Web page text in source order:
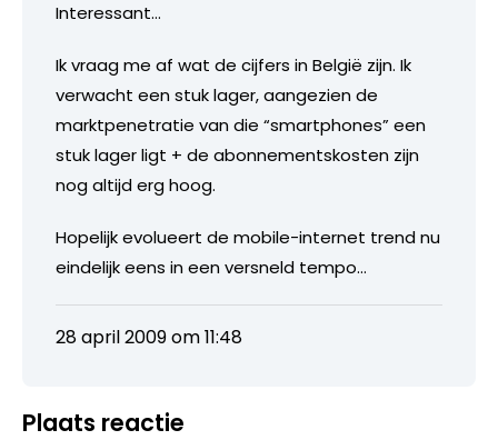
Interessant…
Ik vraag me af wat de cijfers in België zijn. Ik
verwacht een stuk lager, aangezien de
marktpenetratie van die “smartphones” een
stuk lager ligt + de abonnementskosten zijn
nog altijd erg hoog.
Hopelijk evolueert de mobile-internet trend nu
eindelijk eens in een versneld tempo…
28 april 2009 om 11:48
Plaats reactie